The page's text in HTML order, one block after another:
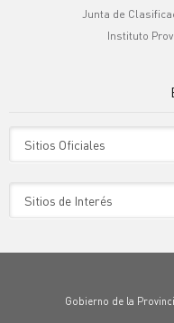
Junta de
Instituto
Gobierno de la